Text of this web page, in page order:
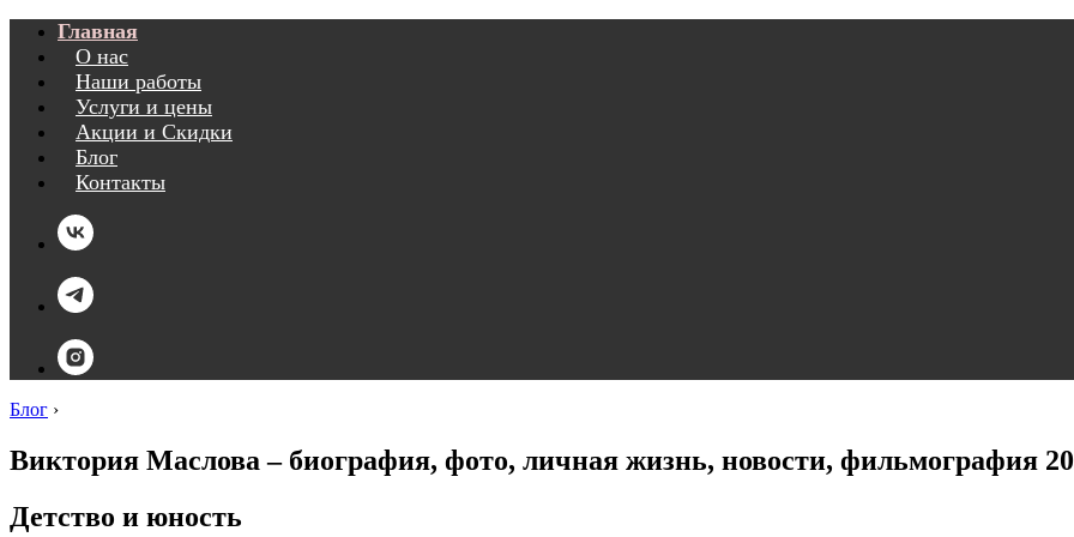
Главная
О нас
Наши работы
Услуги и цены
Акции и Скидки
Блог
Контакты
Блог ›
Виктория Маслова – биография, фото, личная жизнь, новости, фильмография
Детство и юность